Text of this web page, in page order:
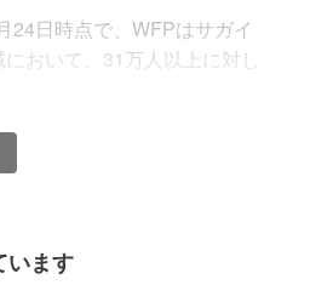
ます。
24日時点で、WFPはサガイ
おいて、31万人以上に対し
完了しており、今後はニー
万4,000人を対象とした第2
います